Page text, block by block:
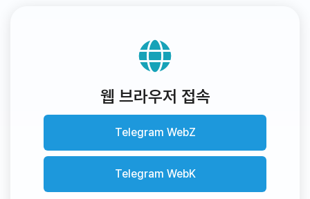
웹 브라우저 접속
Telegram WebZ
Telegram WebK